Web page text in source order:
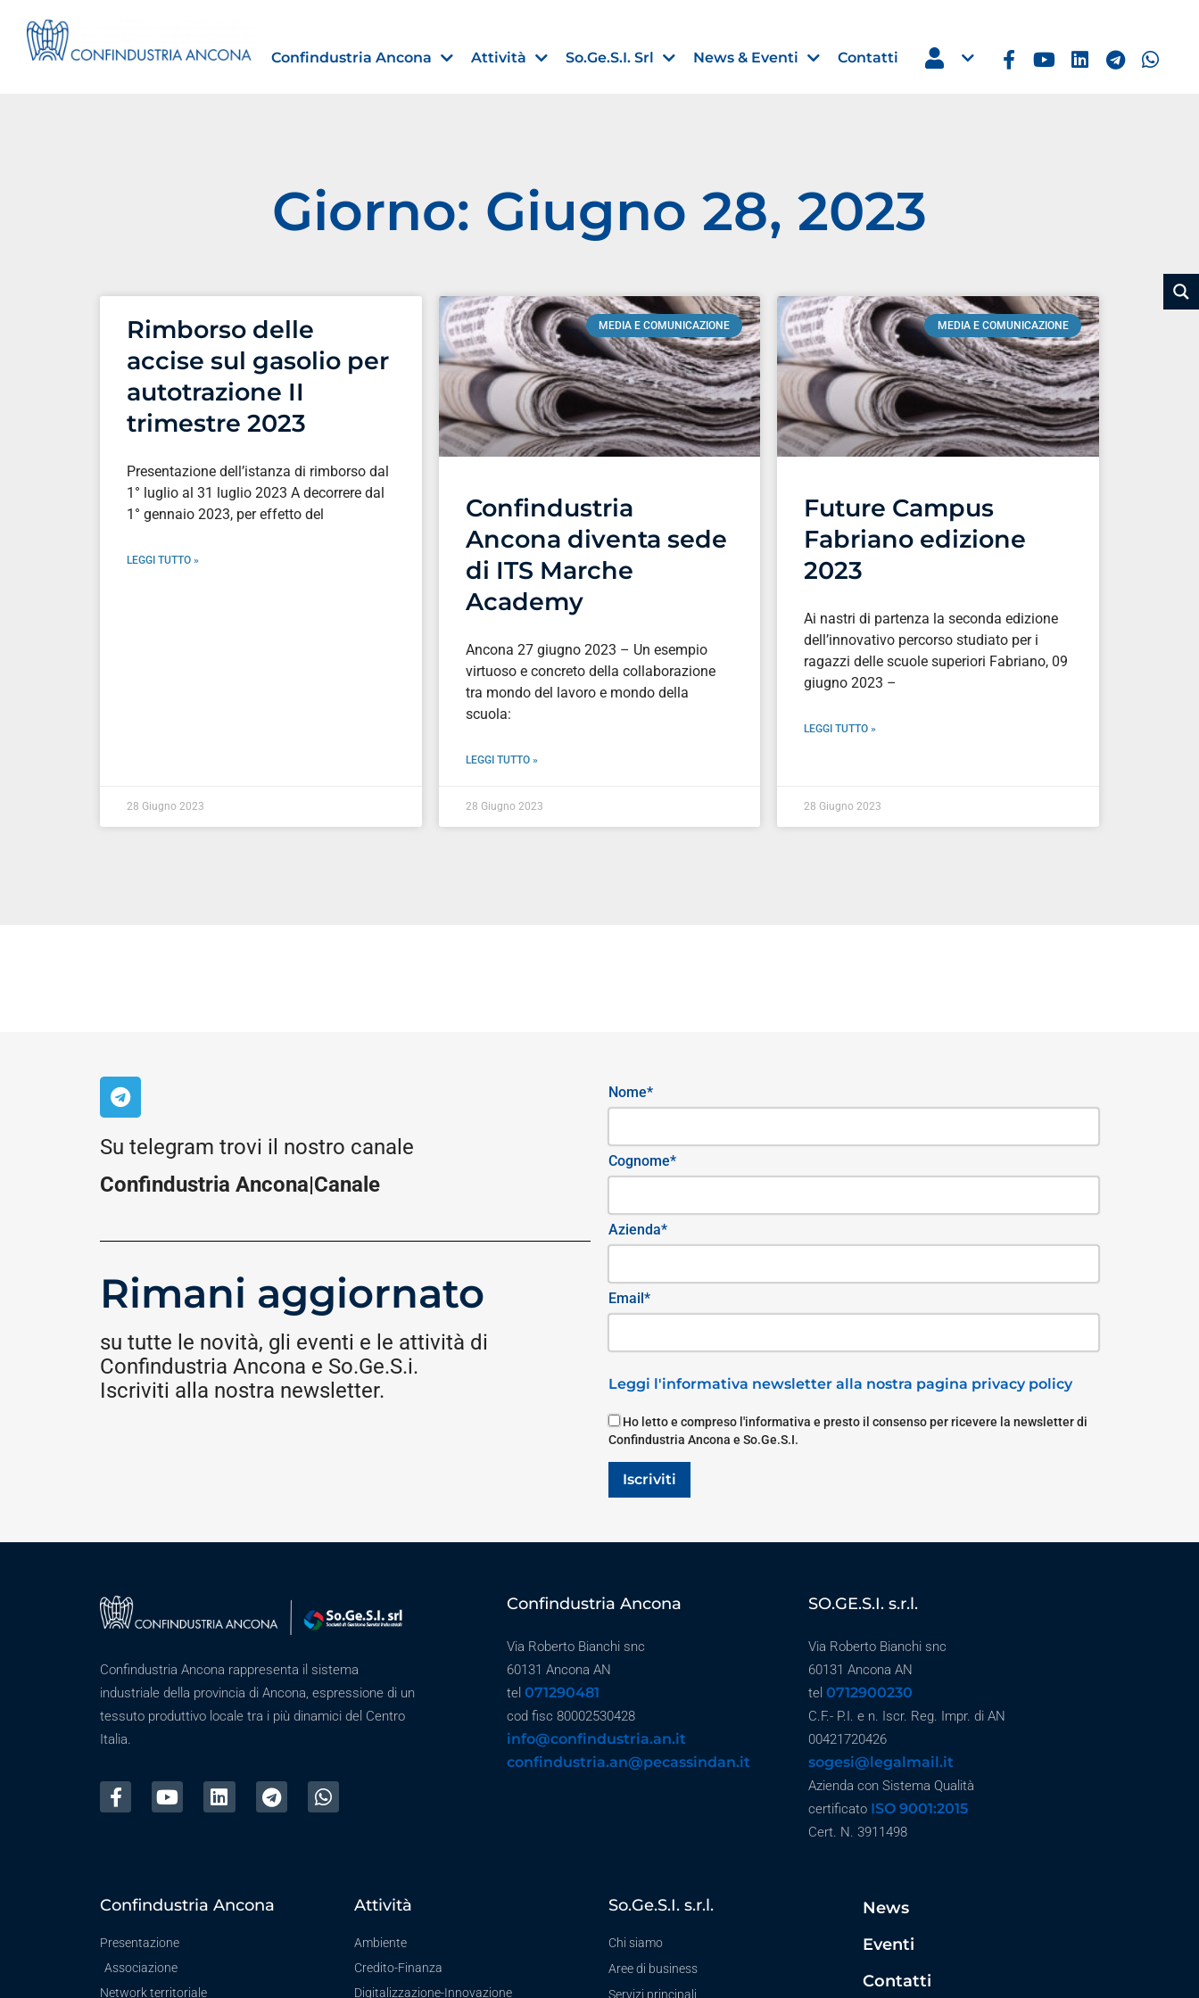
Confindustria Ancona Attività So.Ge.S.I. Srl News & Eventi
preferenziale
30 Luglio 2026
Leggi →
Finanza agevolata
“PMI, Industria e Incentivi alle Imprese
30 Luglio 2026
Leggi →
30 Luglio 2026
Leggi →
Contatti
Giorno: Giugno 28, 2023
Rimborso delle
accise sul gasolio per
autotrazione II
trimestre 2023
Presentazione dell’istanza di rimborso dal
1° luglio al 31 luglio 2023 A decorrere dal
1° gennaio 2023, per effetto del
LEGGI TUTTO »
28 Giugno 2023
MEDIA E COMUNICAZIONE
Confindustria
Ancona diventa sede
di ITS Marche
Academy
Ancona 27 giugno 2023 – Un esempio
virtuoso e concreto della collaborazione
tra mondo del lavoro e mondo della
scuola:
LEGGI TUTTO »
28 Giugno 2023
MEDIA E COMUNICAZIONE
Future Campus
Fabriano edizione
2023
Ai nastri di partenza la seconda edizione
dell’innovativo percorso studiato per i
ragazzi delle scuole superiori Fabriano, 09
giugno 2023 –
LEGGI TUTTO »
28 Giugno 2023
Su telegram trovi il nostro canale
Confindustria Ancona|Canale
Rimani aggiornato
su tutte le novità, gli eventi e le attività di
Confindustria Ancona e So.Ge.S.i.
Iscriviti alla nostra newsletter.
Nome*
Cognome*
Azienda*
Email*
Leggi l'informativa newsletter alla nostra pagina privacy policy
Ho letto e compreso l'informativa e presto il consenso per ricevere la newsletter di
Confindustria Ancona e So.Ge.S.I.
Iscriviti
Confindustria Ancona rappresenta il sistema
industriale della provincia di Ancona, espressione di un
tessuto produttivo locale tra i più dinamici del Centro
Italia.
Confindustria Ancona
Via Roberto Bianchi snc
60131 Ancona AN
tel 071290481
cod fisc 80002530428
info@confindustria.an.it
confindustria.an@pecassindan.it
SO.GE.S.I. s.r.l.
Via Roberto Bianchi snc
60131 Ancona AN
tel 0712900230
C.F.- P.I. e n. Iscr. Reg. Impr. di AN
00421720426
sogesi@legalmail.it
Azienda con Sistema Qualità
certificato ISO 9001:2015
Cert. N. 3911498
Confindustria Ancona
Presentazione
Associazione
Network territoriale
Attività
Ambiente
Credito-Finanza
Digitalizzazione-Innovazione
So.Ge.S.I. s.r.l.
Chi siamo
Aree di business
Servizi principali
News
Eventi
Contatti